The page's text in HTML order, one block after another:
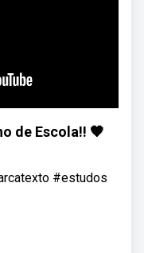
de Escola!! 🧡
#estudos